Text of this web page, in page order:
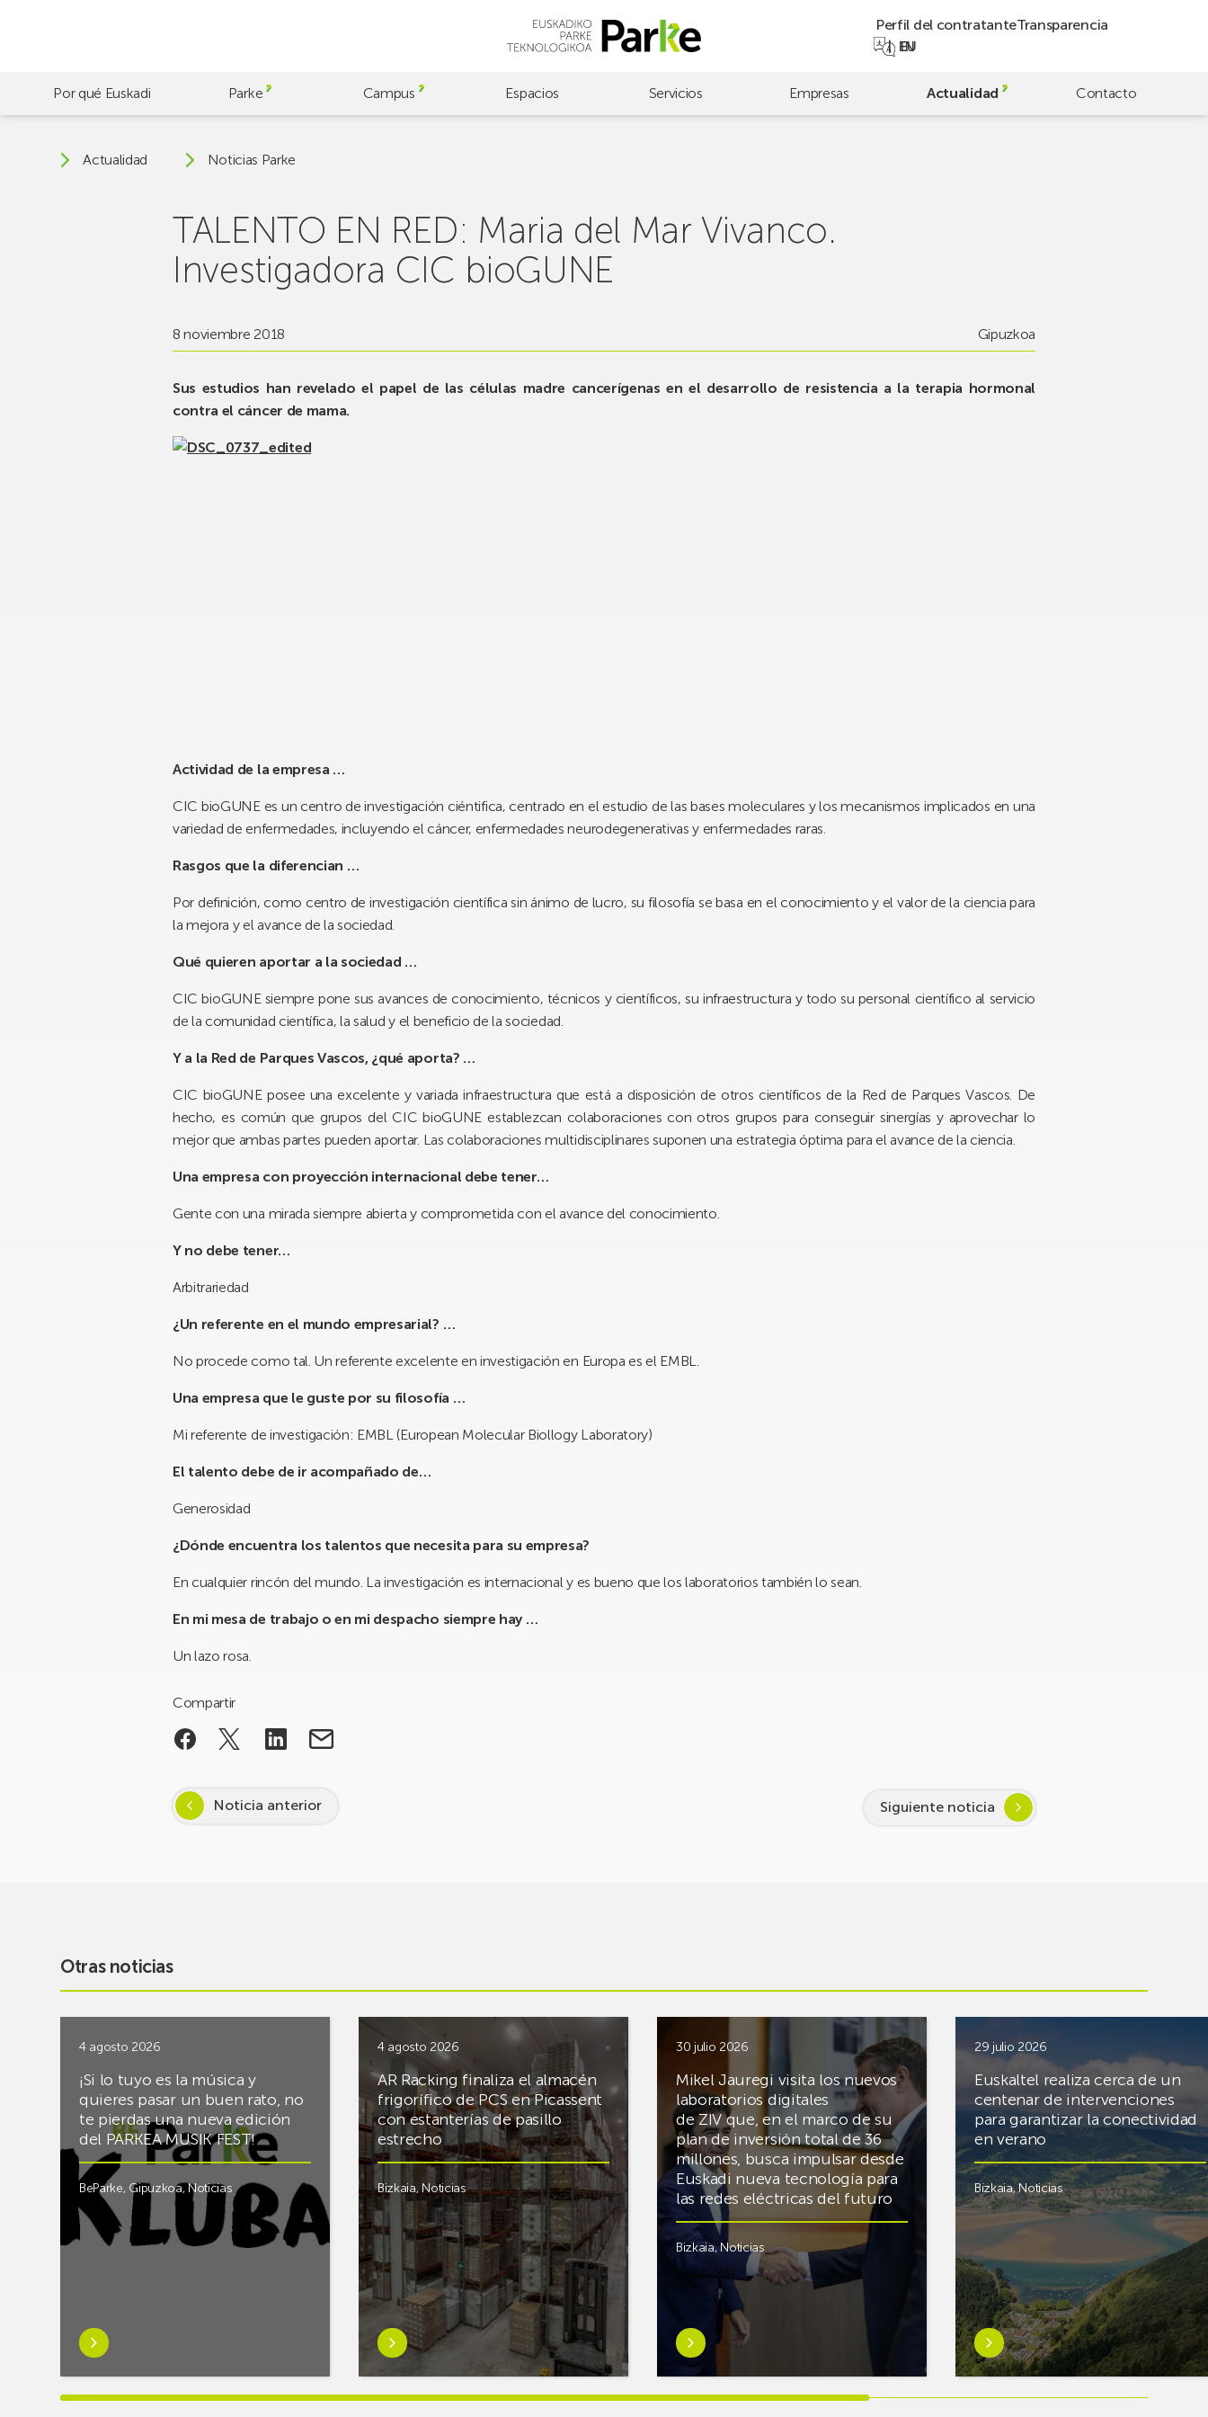
Perfil del contratanteTransparencia
EU
EN
Por qué Euskadi Parke Campus Espacios Servicios Empresas Actualidad Contacto
Actualidad Noticias Parke
TALENTO EN RED: Maria del Mar Vivanco.
Investigadora CIC bioGUNE
8 noviembre 2018 Gipuzkoa
Sus estudios han revelado el papel de las células madre cancerígenas en el desarrollo de resistencia a la terapia hormonal
contra el cáncer de mama.
Actividad de la empresa …
CIC bioGUNE es un centro de investigación ciéntifica, centrado en el estudio de las bases moleculares y los mecanismos implicados en una
variedad de enfermedades, incluyendo el cáncer, enfermedades neurodegenerativas y enfermedades raras.
Rasgos que la diferencian …
Por definición, como centro de investigación científica sin ánimo de lucro, su filosofía se basa en el conocimiento y el valor de la ciencia para
la mejora y el avance de la sociedad.
Qué quieren aportar a la sociedad …
CIC bioGUNE siempre pone sus avances de conocimiento, técnicos y científicos, su infraestructura y todo su personal científico al servicio
de la comunidad científica, la salud y el beneficio de la sociedad.
Y a la Red de Parques Vascos, ¿qué aporta? …
CIC bioGUNE posee una excelente y variada infraestructura que está a disposición de otros científicos de la Red de Parques Vascos. De
hecho, es común que grupos del CIC bioGUNE establezcan colaboraciones con otros grupos para conseguir sinergías y aprovechar lo
mejor que ambas partes pueden aportar. Las colaboraciones multidisciplinares suponen una estrategia óptima para el avance de la ciencia.
Una empresa con proyección internacional debe tener…
Gente con una mirada siempre abierta y comprometida con el avance del conocimiento.
Y no debe tener…
Arbitrariedad
¿Un referente en el mundo empresarial? …
No procede como tal. Un referente excelente en investigación en Europa es el EMBL.
Una empresa que le guste por su filosofía …
Mi referente de investigación: EMBL (European Molecular Biollogy Laboratory)
El talento debe de ir acompañado de…
Generosidad
¿Dónde encuentra los talentos que necesita para su empresa?
En cualquier rincón del mundo. La investigación es internacional y es bueno que los laboratorios también lo sean.
En mi mesa de trabajo o en mi despacho siempre hay …
Un lazo rosa.
Compartir
Noticia anterior Siguiente noticia
Otras noticias
4 agosto 2026
¡Si lo tuyo es la música y
quieres pasar un buen rato, no
te pierdas una nueva edición
del PARKEA MUSIK FEST!
BeParke, Gipuzkoa,Noticias
Saber
más
sobre¡Si
lo
4 agosto 2026
AR Racking finaliza el almacén
frigorífico de PCS en Picassent
con estanterías de pasillo
estrecho
Bizkaia,Noticias
Saber
más
sobreAR
Racking
30 julio 2026
Mikel Jauregi visita los nuevos
laboratorios digitales
de ZIV que, en el marco de su
plan de inversión total de 36
millones, busca impulsar desde
Euskadi nueva tecnología para
las redes eléctricas del futuro
Bizkaia,Noticias
Saber
más
sobreMikel
Jauregi
29 julio 2026
Euskaltel realiza cerca de un
centenar de intervenciones
para garantizar la conectividad
en verano
Bizkaia,Noticias
Saber
más
sobreEuskaltel
realiza